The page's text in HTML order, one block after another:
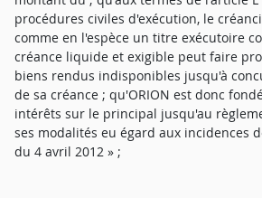
procédures civiles d'exécution, le
comme en l'espèce un titre exécutoire
créance liquide et exigible peut faire
biens rendus indisponibles jusqu'à
de sa créance ; qu'ORION est donc
intérêts sur le principal jusqu'au
ses modalités eu égard aux incidences
du 4 avril 2012 » ;